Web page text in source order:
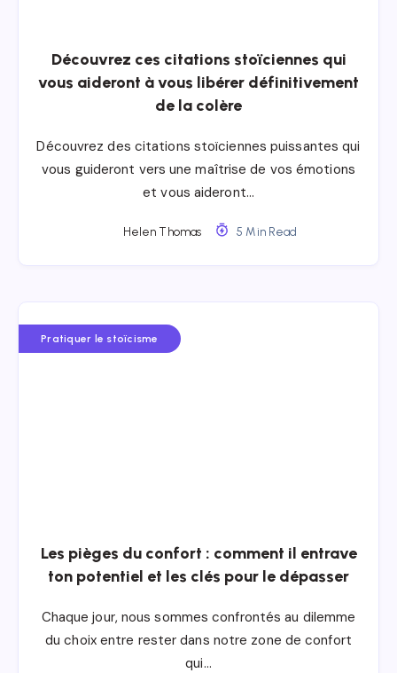
Découvrez ces citations stoïciennes qui
vous aideront à vous libérer définitivement
de la colère
Découvrez des citations stoïciennes puissantes qui
vous guideront vers une maîtrise de vos émotions
et vous aideront…
Helen Thomas 5 Min Read
Pratiquer le stoïcisme
Les pièges du confort : comment il entrave
ton potentiel et les clés pour le dépasser
Chaque jour, nous sommes confrontés au dilemme
du choix entre rester dans notre zone de confort
qui…